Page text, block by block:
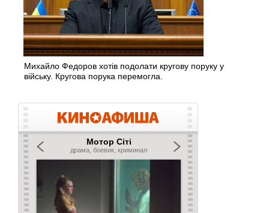
Михайло Федоров хотів подолати кругову поруку у
війську. Кругова порука перемогла.